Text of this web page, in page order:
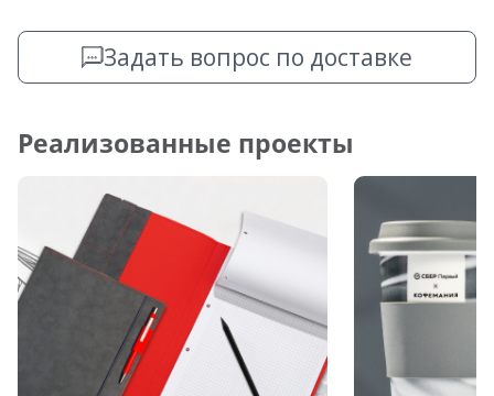
Задать вопрос по доставке
Реализованные проекты